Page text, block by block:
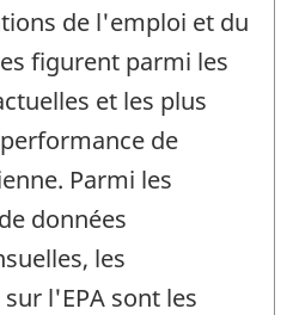
de l'emploi et du
figurent parmi les
et les plus
de
Parmi les
données
les
l'EPA sont les